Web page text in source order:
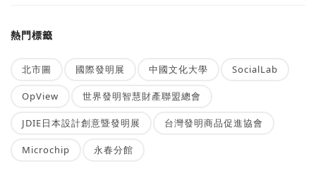
熱門標籤
北市圖 國際發明展 中國文化大學 SocialLab
OpView 世界發明智慧財產聯盟總會
JDIE日本設計創意暨發明展 台灣發明商品促進協會
Microchip 永春分館